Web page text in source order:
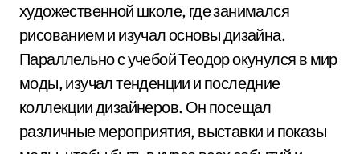
художественной школе, где занимался
рисованием и изучал основы дизайна.
Параллельно с учебой Теодор окунулся в мир
моды, изучал тенденции и последние
коллекции дизайнеров. Он посещал
различные мероприятия, выставки и показы